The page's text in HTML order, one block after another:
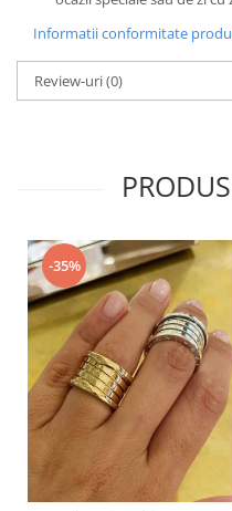
Informatii conformitate
Review-uri(0)
-35%